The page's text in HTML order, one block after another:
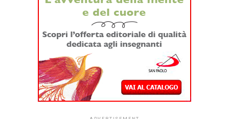
L’incontro mette in dialogo due universi creativi
esprimendosi attraverso linguaggi differenti, condividono
una profonda affinità. Da un lato il
fatto di
immagini raccolte, ritagliate e ricomposte; dall’altro
moda sostenibile, che trasforma tessuti, materiali e
spesso avanzi di lavorazione in nuove forme e nuove
possibilità.